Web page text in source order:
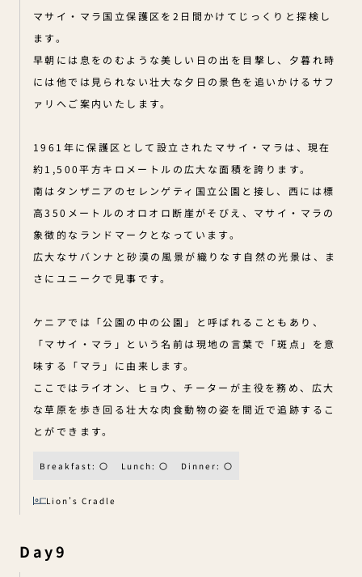
マサイ・マラ国立保護区を2日間かけてじっくりと探検し
ます。
早朝には息をのむような美しい日の出を目撃し、夕暮れ時
には他では見られない壮大な夕日の景色を追いかけるサフ
ァリへご案内いたします。
1961年に保護区として設立されたマサイ・マラは、現在
約1,500平方キロメートルの広大な面積を誇ります。
南はタンザニアのセレンゲティ国立公園と接し、西には標
高350メートルのオロオロ断崖がそびえ、マサイ・マラの
象徴的なランドマークとなっています。
広大なサバンナと砂漠の風景が織りなす自然の光景は、ま
さにユニークで見事です。
ケニアでは「公園の中の公園」と呼ばれることもあり、
「マサイ・マラ」という名前は現地の言葉で「斑点」を意
味する「マラ」に由来します。
ここではライオン、ヒョウ、チーターが主役を務め、広大
な草原を歩き回る壮大な肉食動物の姿を間近で追跡するこ
とができます。
Breakfast: 〇 Lunch: 〇 Dinner: 〇
Lion’s Cradle
Day9